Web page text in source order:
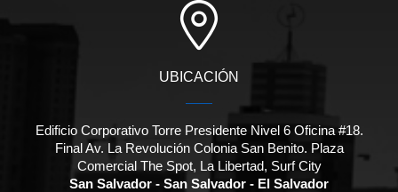
UBICACIÓN
Edificio Corporativo Torre Presidente Nivel 6 Oficina #18.
Final Av. La Revolución Colonia San Benito. Plaza
Comercial The Spot, La Libertad, Surf City
San Salvador - San Salvador - El Salvador